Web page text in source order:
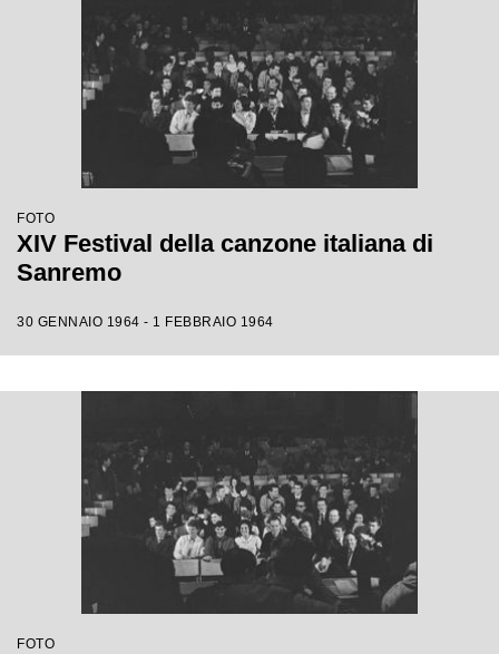
FOTO
XIV Festival della canzone italiana di
Sanremo
30 GENNAIO 1964 - 1 FEBBRAIO 1964
FOTO